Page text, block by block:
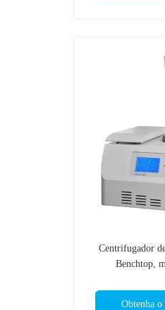
Centrifugador
Benchtop,
Obtenha